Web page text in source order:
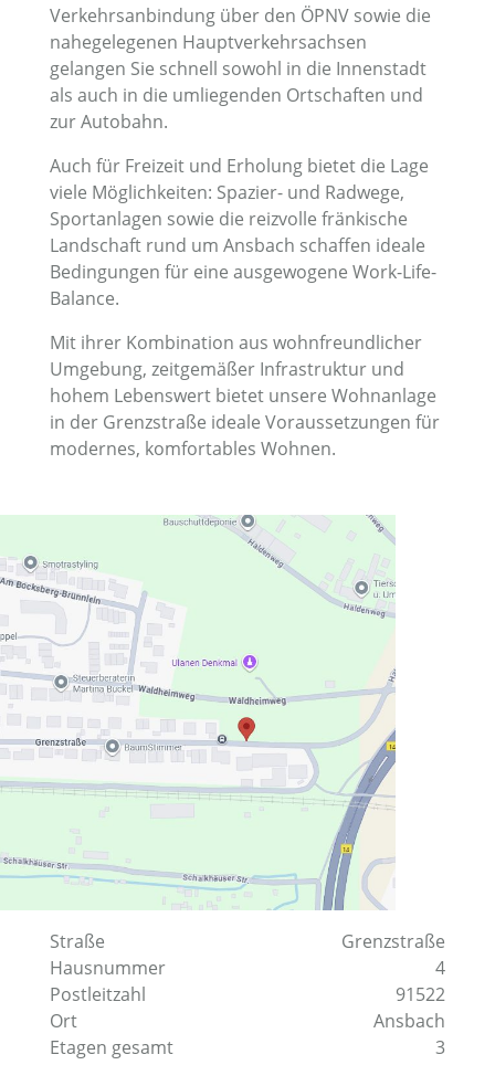
Verkehrsanbindung über den ÖPNV sowie die
nahegelegenen Hauptverkehrsachsen
gelangen Sie schnell sowohl in die Innenstadt
als auch in die umliegenden Ortschaften und
zur Autobahn.
Auch für Freizeit und Erholung bietet die Lage
viele Möglichkeiten: Spazier- und Radwege,
Sportanlagen sowie die reizvolle fränkische
Landschaft rund um Ansbach schaffen ideale
Bedingungen für eine ausgewogene Work-Life-
Balance.
Mit ihrer Kombination aus wohnfreundlicher
Umgebung, zeitgemäßer Infrastruktur und
hohem Lebenswert bietet unsere Wohnanlage
in der Grenzstraße ideale Voraussetzungen für
modernes, komfortables Wohnen.
Straße
Grenzstraße
Hausnummer
4
Postleitzahl
91522
Ort
Ansbach
Etagen gesamt
3